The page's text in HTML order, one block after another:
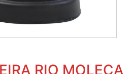
RIO MOLECA